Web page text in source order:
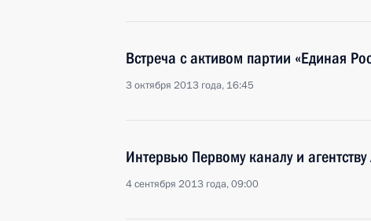
Встреча с активом партии «Единая
3 октября 2013 года, 16:45
Интервью Первому каналу и
4 сентября 2013 года, 09:00